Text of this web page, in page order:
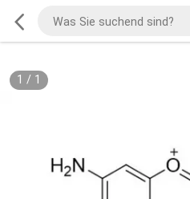
1 / 1